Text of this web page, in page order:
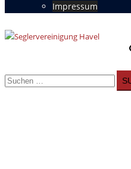
Impressum
umschalten
Suchen
nach: